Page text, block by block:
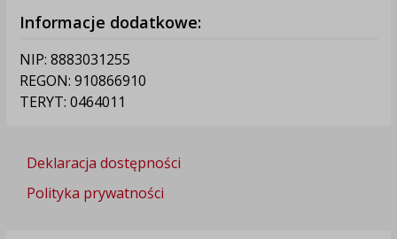
Informacje dodatkowe:
NIP: 8883031255
REGON: 910866910
TERYT: 0464011
Deklaracja dostępności
Polityka prywatności